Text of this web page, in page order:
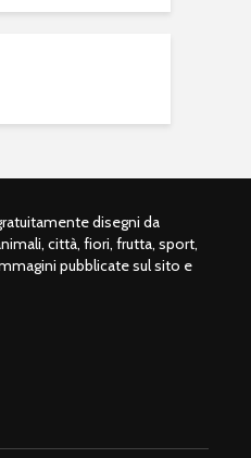
disegni da
città, fiori, frutta, sport,
pubblicate sul sito e